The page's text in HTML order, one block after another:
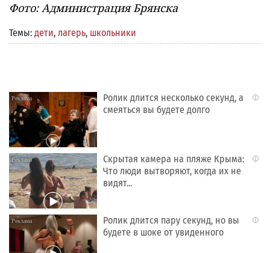
Фото: Администрация Брянска
Темы: дети, лагерь, школьники
i
Ролик длится несколько секунд, а
смеяться вы будете долго
i
Скрытая камера на пляже Крыма:
Что люди вытворяют, когда их не
видят...
i
Ролик длится пару секунд, но вы
будете в шоке от увиденного